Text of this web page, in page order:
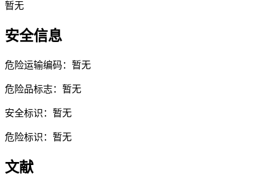
暂无
安全信息
危险运输编码：暂无
危险品标志：暂无
安全标识：暂无
危险标识：暂无
文献